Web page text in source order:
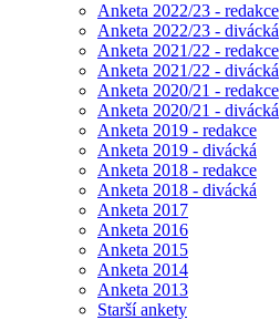
Anketa 2022/23 - redakce
Anketa 2022/23 - divácká
Anketa 2021/22 - redakce
Anketa 2021/22 - divácká
Anketa 2020/21 - redakce
Anketa 2020/21 - divácká
Anketa 2019 - redakce
Anketa 2019 - divácká
Anketa 2018 - redakce
Anketa 2018 - divácká
Anketa 2017
Anketa 2016
Anketa 2015
Anketa 2014
Anketa 2013
Starší ankety